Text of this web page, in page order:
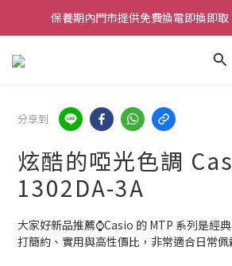
凡購買任何產品滿$500免運費（
保養期內門市提供免費換電即換即
凡購買任何產品滿$500免運費
分享到
炫酷的啞光色調
1302DA-3A
大家好新品推薦⌚Casio 的 MTP 系列是經
打簡約、實用與高性價比，非常適合日常佩